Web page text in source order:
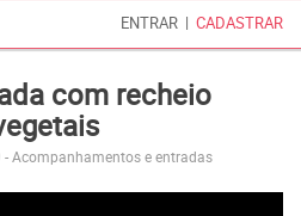
ENTRAR | CADASTRAR
com recheio
-Acompanhamentos e entradas